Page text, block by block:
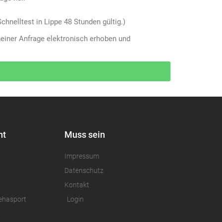
in Lippe 48 Stunden gültig.)
Anfrage elektronisch erhoben und
Muss sein
Impressum
Datenschutz
Kontakt
Login